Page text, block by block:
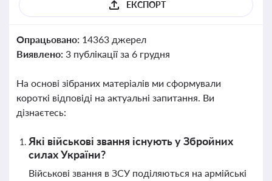
ЕКСПОРТ
Опрацьовано: 14363 джерел
Виявлено: 3 публікації за 6 грудня
На основі зібраних матеріалів ми сформували
короткі відповіді на актуальні запитання. Ви
дізнаєтесь:
Які військові звання існують у Збройних
силах України?
Військові звання в ЗСУ поділяються на армійські